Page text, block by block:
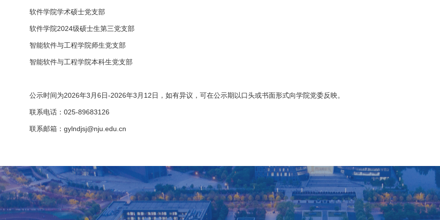
软件学院学术硕士党支部
软件学院2024级硕士生第三党支部
智能软件与工程学院师生党支部
智能软件与工程学院本科生党支部
公示时间为2026年3月6日-2026年3月12日，如有异议，可在公示期以口头或书面形式向学院党委反映。
联系电话：025-89683126
联系邮箱：gylndjsj@nju.edu.cn